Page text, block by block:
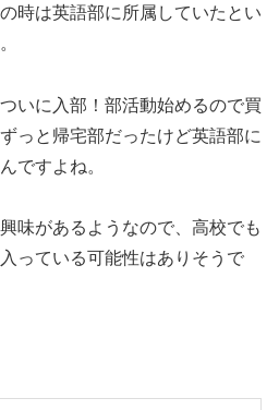
時は英語部に所属していたとい
いに入部！部活動始めるので買
っと帰宅部だったけど英語部に
ですよね。
味があるようなので、高校でも
っている可能性はありそうで